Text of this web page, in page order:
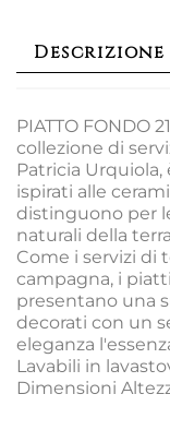
Descrizione
PIATTO FONDO
collezione di
Patricia
ispirati alle
distinguono per
naturali della
Come i servizi di
campagna, i
presentano una
decorati con un
eleganza
Lavabili in
Dimensioni